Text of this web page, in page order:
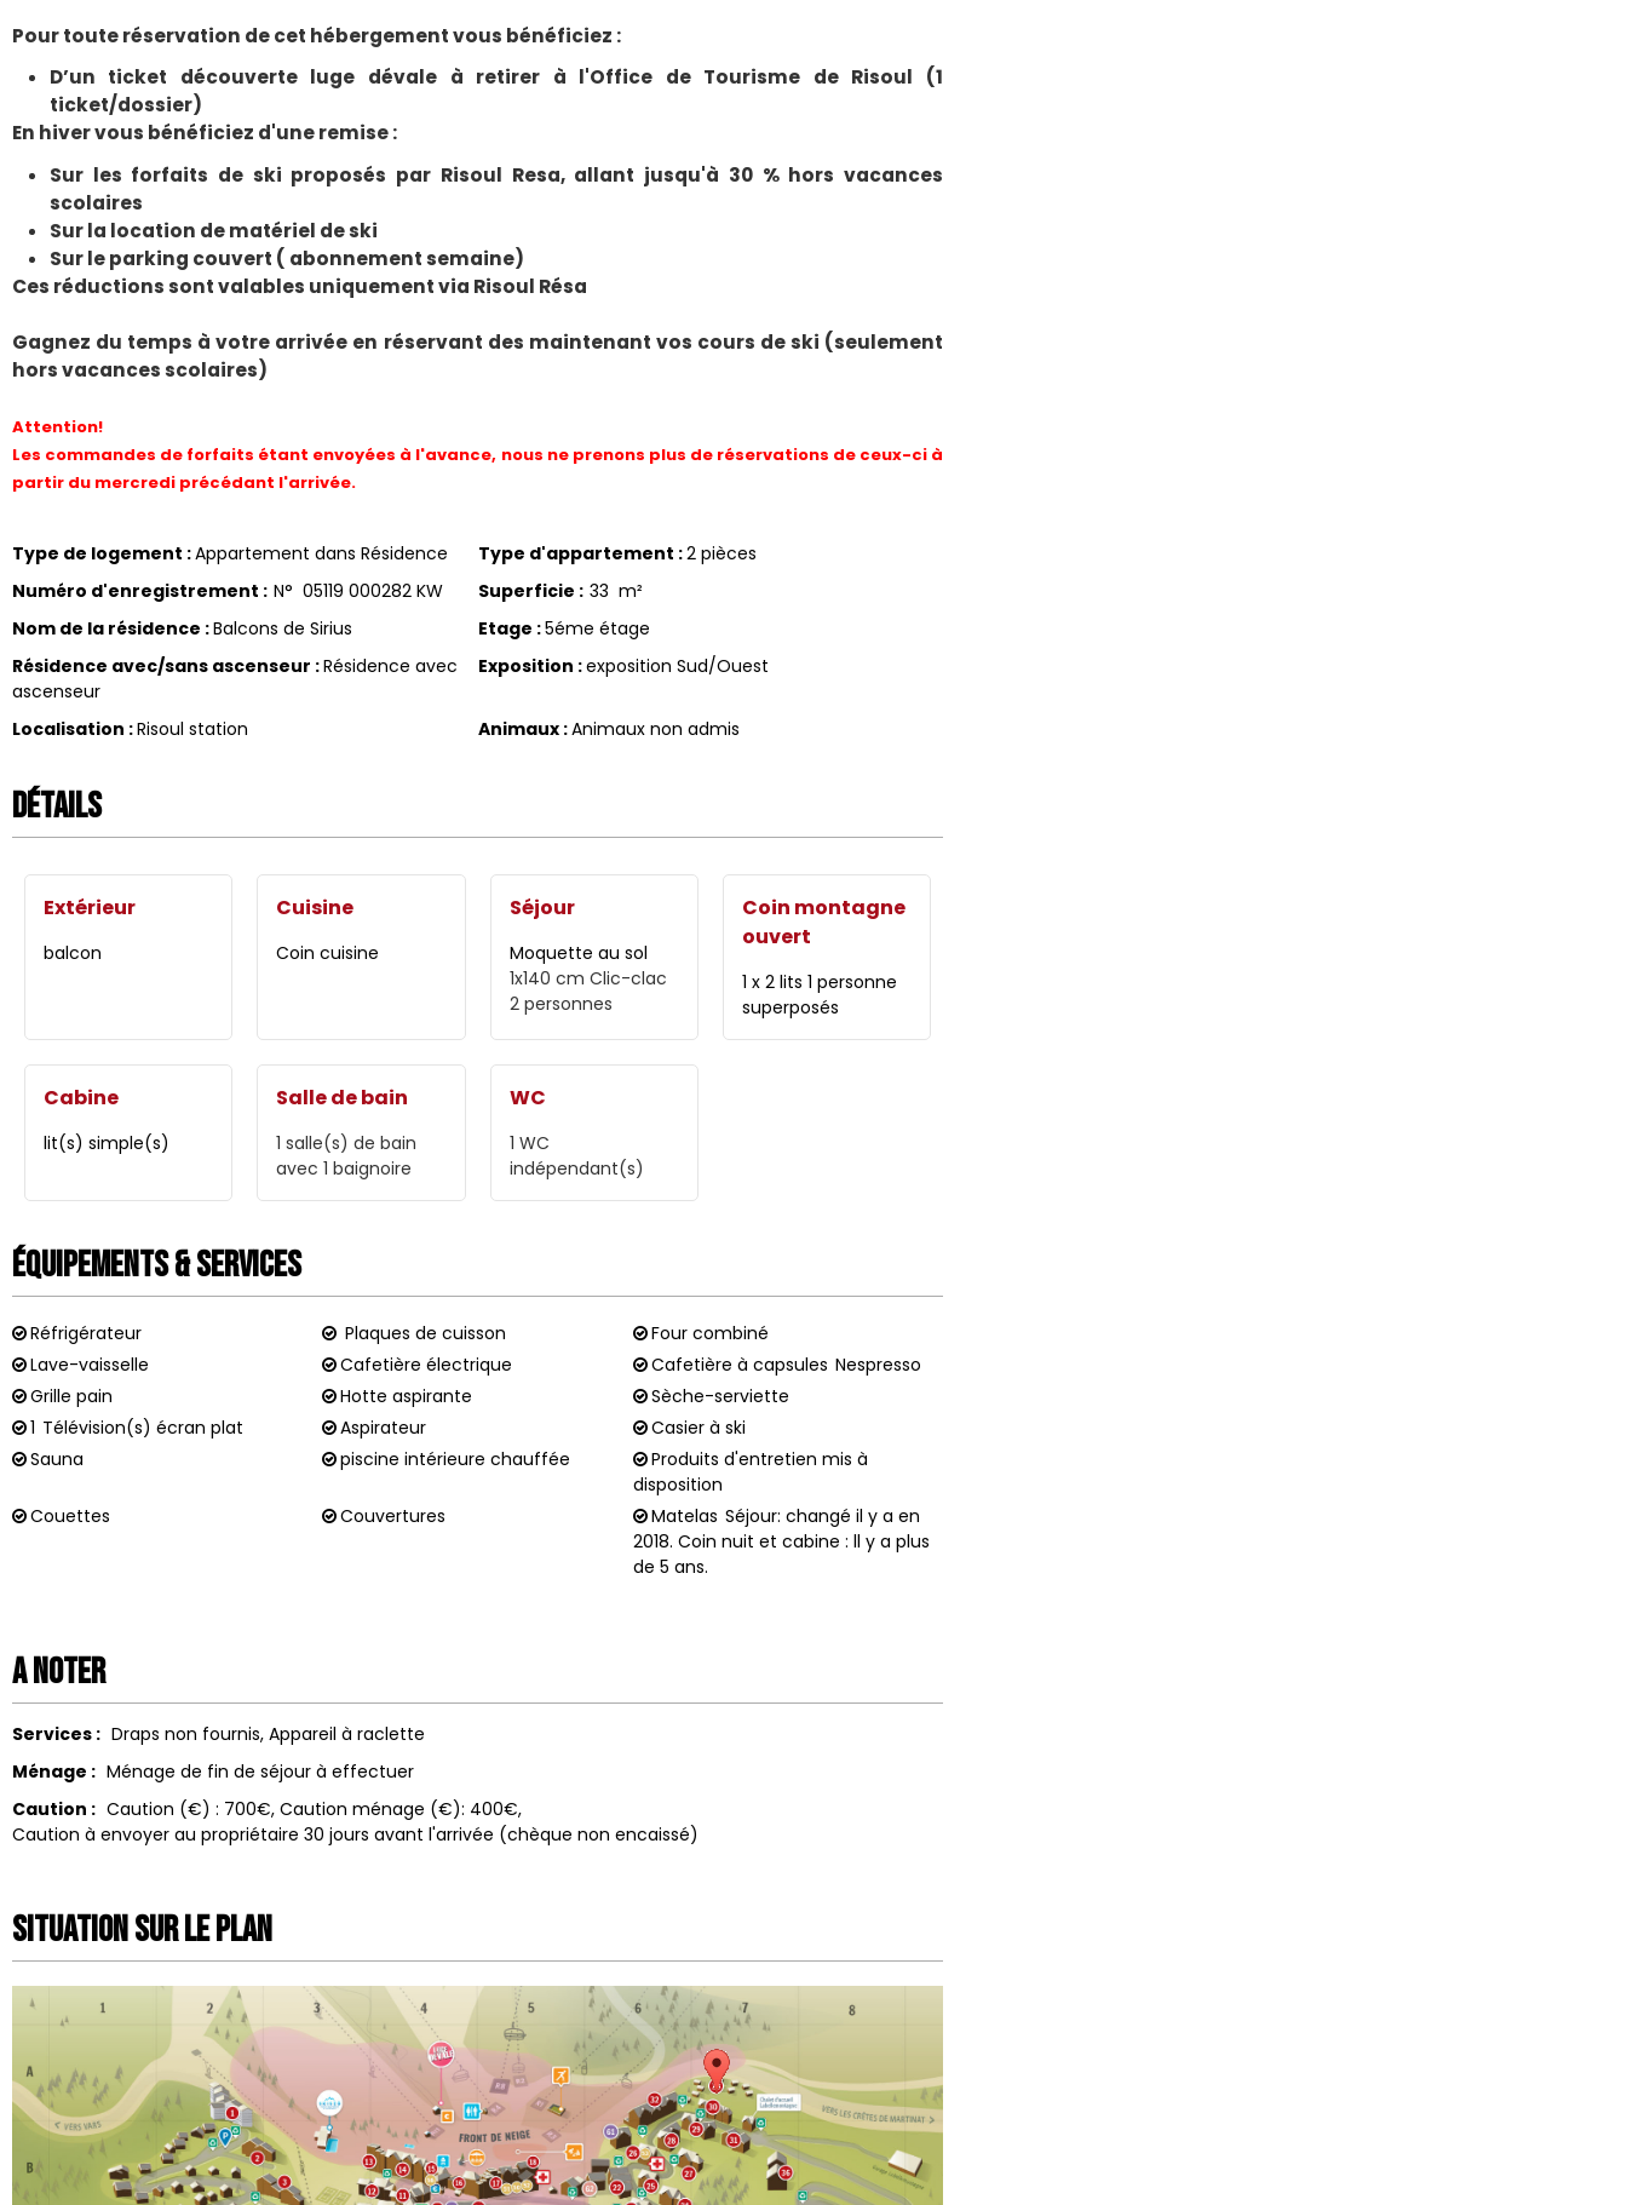
Pour toute réservation de cet hébergement vous bénéficiez :
D’un ticket découverte luge dévale à retirer à l'Office de Tourisme de Risoul (1
ticket/dossier)
En hiver vous bénéficiez d'une remise :
Sur les forfaits de ski proposés par Risoul Resa, allant jusqu'à 30 % hors vacances
scolaires
Sur la location de matériel de ski
Sur le parking couvert ( abonnement semaine)
Ces réductions sont valables uniquement via Risoul Résa
Gagnez du temps à votre arrivée en réservant des maintenant vos cours de ski (seulement
hors vacances scolaires)
Attention!
Les commandes de forfaits étant envoyées à l'avance, nous ne prenons plus de réservations de ceux-ci à
partir du mercredi précédant l'arrivée.
Type de logement :Appartement dans Résidence Type d'appartement :2 pièces
Numéro d'enregistrement : N° 05119 000282 KW Superficie : 33 m²
Nom de la résidence :Balcons de Sirius Etage :5éme étage
Résidence avec/sans ascenseur :Résidence avec
ascenseur
Exposition :exposition Sud/Ouest
Localisation :Risoul station Animaux :Animaux non admis
Détails
Extérieur
balcon
Cuisine
Coin cuisine
Séjour
Moquette au sol
1x140 cm Clic-clac
2 personnes
Coin montagne
ouvert
1 x 2 lits 1 personne
superposés
Cabine
lit(s) simple(s)
Salle de bain
1 salle(s) de bain
avec 1 baignoire
WC
1 WC
indépendant(s)
Équipements & Services
Réfrigérateur Plaques de cuisson
Four combiné
Lave-vaisselle
Cafetière électrique Cafetière à capsules Nespresso
Grille pain
Hotte aspirante
Sèche-serviette
1 Télévision(s) écran plat Aspirateur
Casier à ski
Sauna
piscine intérieure chauffée
Produits d'entretien mis à
disposition
Couettes
Couvertures Matelas Séjour: changé il y a en
2018. Coin nuit et cabine : ll y a plus
de 5 ans.
A noter
Services : Draps non fournis Appareil à raclette
Ménage : Ménage de fin de séjour à effectuer
Caution : Caution (€) : 700€ Caution ménage (€): 400€
Caution à envoyer au propriétaire 30 jours avant l'arrivée (chèque non encaissé)
Situation sur le Plan